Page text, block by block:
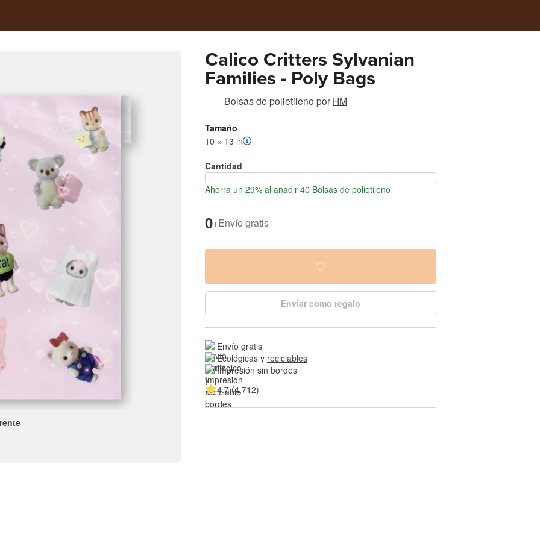
Calico Critters Sylvanian
Families - Poly Bags
Bolsas de polietileno por HM
Tamaño
10 × 13 in
Cantidad
Ahorra un 29% al añadir 40 Bolsas de polietileno
0+Envío gratis
Enviar como regalo
Envío gratis
Ecológicas y reciclables
Impresión sin bordes
4.7 (4,712)